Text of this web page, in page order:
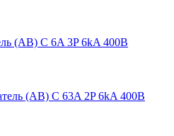
(АВ) C 6A 3P 6kA 400В